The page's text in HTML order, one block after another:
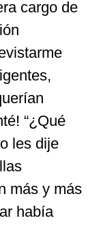
cargo de
“¿Qué
les dije
más y más
había